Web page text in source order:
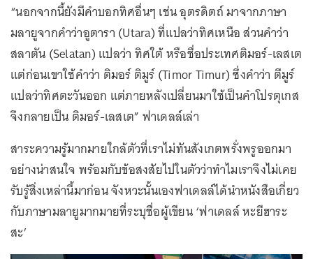
“นอกจากนี้ยังมีคำบอกทิศอื่นๆ เช่น อุตรดิตถ์ มาจากภาษา
มลายูจากคำว่าอูตารา (Utara) ที่แปลว่าทิศเหนือ ส่วนคำว่า
สลาตัน (Selatan) แปลว่า ทิศใต้ หรือชื่อประเทศติมอร์-เลสเต
แต่ก่อนเขาใช้คำว่า ติมอร์ ติมูร์ (Timor Timur) ซึ่งคำว่า ตีมูร์
แปลว่าทิศตะวันออก แต่ภายหลังเปลี่ยนมาใช้เป็นคำโปรตุเกส
จึงกลายเป็น ติมอร์-เลสเต” ฟาเดลล์เล่า
สาระความรู้มากมายใกล้ตัวที่เราไม่ทันสังเกตพรั่งพรูออกมา
อย่างน่าสนใจ พร้อมกับข้อสงสัยไปในตัวว่าทำไมเราจึงไม่เคย
รับรู้สิ่งเหล่านี้มาก่อน จังหวะนั้นเองฟาเดลล์ได้นำหนังสือเกี่ยว
กับภาษามลายูมากมายที่ระบุชื่อผู้เขียน ‘ฟาเดลล์ หะยีฮาระ
สะ’